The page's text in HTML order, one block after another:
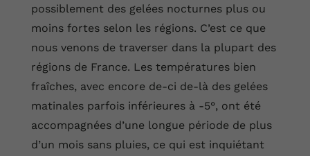
possiblement des gelées nocturnes plus ou
moins fortes selon les régions. C’est ce que
nous venons de traverser dans la plupart des
régions de France. Les températures bien
fraîches, avec encore de-ci de-là des gelées
matinales parfois inférieures à -5°, ont été
accompagnées d’une longue période de plus
d’un mois sans pluies, ce qui est inquiétant